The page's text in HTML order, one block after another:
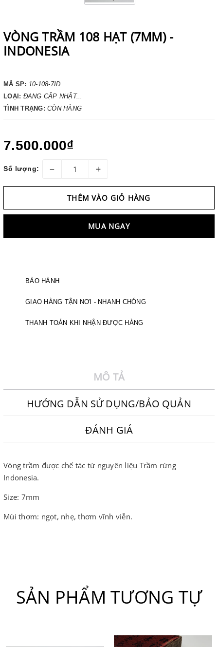
VÒNG TRẦM 108 HẠT (7MM) -
INDONESIA
MÃ SP: 10-108-7ID
LOẠI: ĐANG CẬP NHẬT...
TÌNH TRẠNG: CÒN HÀNG
7.500.000₫
Số lượng: – +
THÊM VÀO GIỎ HÀNG
MUA NGAY
BẢO HÀNH
GIAO HÀNG TẬN NƠI - NHANH CHÓNG
THANH TOÁN KHI NHẬN ĐƯỢC HÀNG
MÔ TẢ
HƯỚNG DẪN SỬ DỤNG/BẢO QUẢN
ĐÁNH GIÁ
Vòng trầm được chế tác từ nguyên liệu Trầm rừng
Indonesia.
Size: 7mm
Mùi thơm: ngọt, nhẹ, thơm vĩnh viễn.
SẢN PHẨM TƯƠNG TỰ